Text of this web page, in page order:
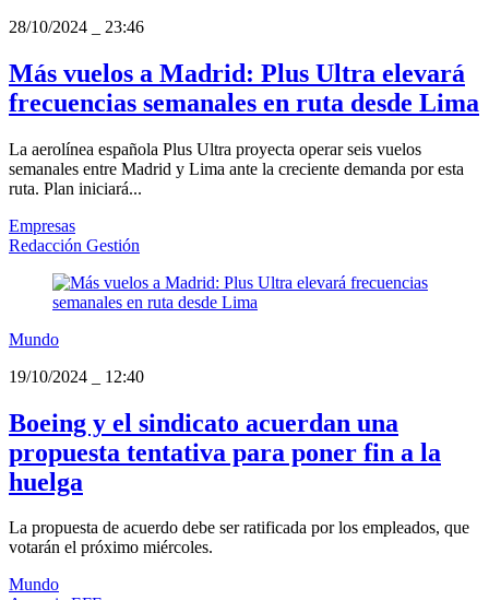
28/10/2024
23:46
Más vuelos a Madrid: Plus Ultra elevará
frecuencias semanales en ruta desde Lima
La aerolínea española Plus Ultra proyecta operar seis vuelos
semanales entre Madrid y Lima ante la creciente demanda por esta
ruta. Plan iniciará...
Empresas
Redacción Gestión
Mundo
19/10/2024
12:40
Boeing y el sindicato acuerdan una
propuesta tentativa para poner fin a la
huelga
La propuesta de acuerdo debe ser ratificada por los empleados, que
votarán el próximo miércoles.
Mundo